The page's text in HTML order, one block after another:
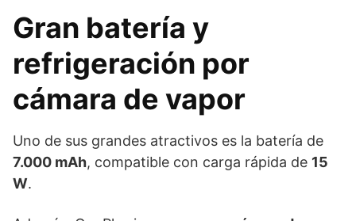
Gran batería y
refrigeración por
cámara de vapor
Uno de sus grandes atractivos es la batería de
7.000 mAh, compatible con carga rápida de 15
W.